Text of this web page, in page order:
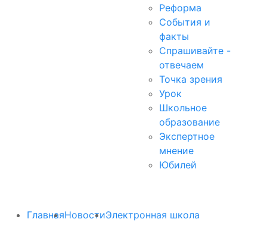
Реформа
События и
факты
Спрашивайте -
отвечаем
Точка зрения
Урок
Школьное
образование
Экспертное
мнение
Юбилей
ГлавнаяНовостиЭлектронная школа